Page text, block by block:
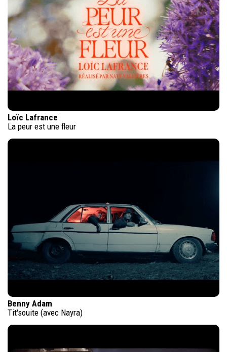
Loïc Lafrance
La peur est une fleur
Benny Adam
Tit'souite (avec Nayra)